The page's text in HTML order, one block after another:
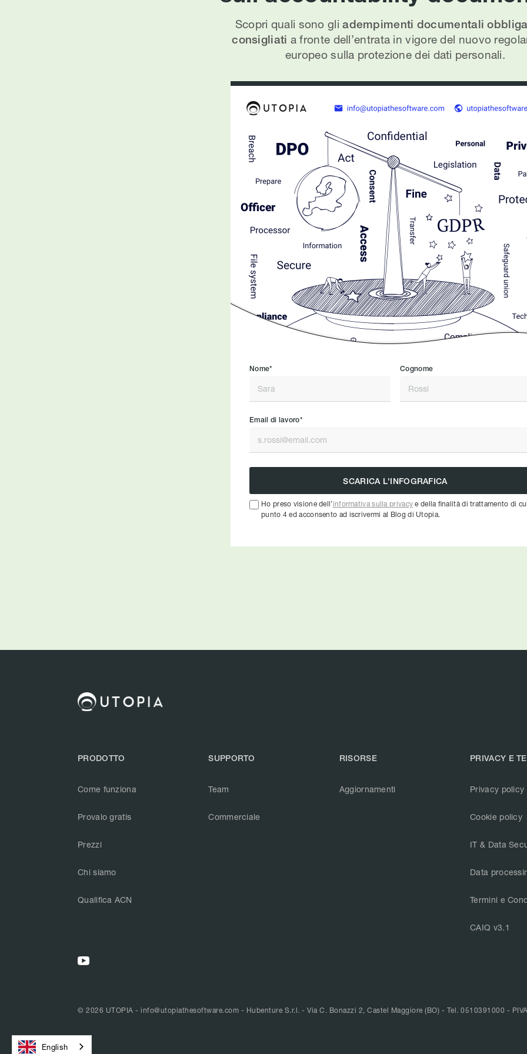
Scopri quali sono gliadempimenti documentali
consigliati a fronte dell’entrata in vigore del nuovo
europeo sulla protezione dei dati personali.
Nome* Cognome
Email di lavoro*
Ho preso visione dell’informativa sulla privacy e della finalità di trattamento di
punto 4 ed acconsento ad iscrivermi al Blog di Utopia.
PRODOTTO
Come funziona
Provalo gratis
Prezzi
Chi siamo
Qualifica ACN
SUPPORTO
Team
Commerciale
RISORSE
Aggiornamenti
PRIVACY E
Privacy policy
Cookie policy
IT & Data
Data
Termini e
CAIQ v3.1
© 2026 UTOPIA - info@utopiathesoftware.com - Hubenture S.r.l. - Via C. Bonazzi 2, Castel Maggiore (BO) - Tel. 0510391000 -
English